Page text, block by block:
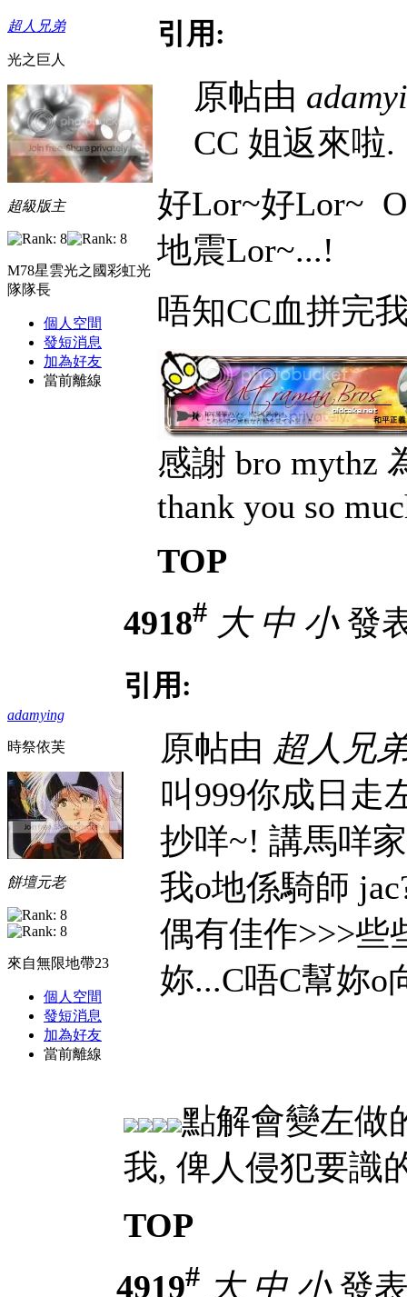
超人兄弟
光之巨人
超級版主
M78星雲光之國彩虹光
隊隊長
個人空間
發短消息
加為好友
當前離線
引用:
原帖由
CC 姐返來啦.
好Lor~好Lor~
地震Lor~...!
唔知CC血拼完
感謝 bro mythz
thank you so
TOP
adamying
時祭依芙
餅壇元老
來自無限地帶23
個人空間
發短消息
加為好友
當前離線
4918# 大 中 小發
引用:
原帖由 超人兄
叫999你成日走
抄咩~! 講馬咩
我o地係騎師
偶有佳作>>>些
妳...C唔C幫妳o
點解會變左做
我, 俾人侵犯要識
TOP
4919# 大 中 小發